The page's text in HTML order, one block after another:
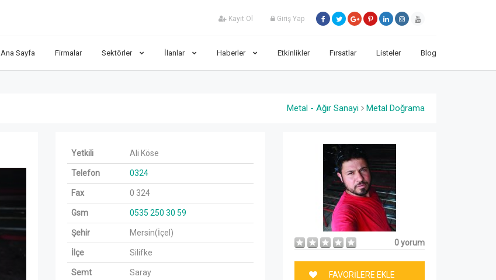
Kayıt Ol Giriş Yap
Ana Sayfa Firmalar Sektörler İlanlar Haberler Etkinlikler Fırsatlar Listeler Blog
Metal - Ağır Sanayi Metal Doğrama
Yetkili Ali Köse
Telefon 0324
Fax 0 324
Gsm 0535 250 30 59
Şehir Mersin(İçel)
İlçe Silifke
Semt Saray
0 yorum
FAVORİLERE EKLE